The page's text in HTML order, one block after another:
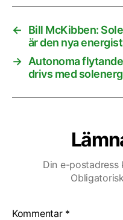
←
Bill McKibben:
är den nya
→ Autonoma
drivs med
Din e-postadress
Kommentar *